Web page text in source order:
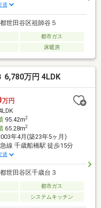
通
世田谷区祖師谷５
都市ガス
床暖房
6,780万円 4LDK
万円
95.42m2
65.28m2
年4月(築23年5ヶ月)
線 千歳船橋駅 徒歩15分
通
世田谷区千歳台３
都市ガス
システムキッチン